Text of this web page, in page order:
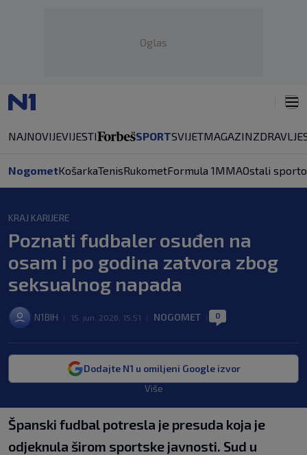
Oglas
NAJNOVIJEVIJESTI SPORTSVIJETMAGAZINZDRAVLJE
NogometKošarkaTenisRukometFormula 1MMAOstali
KRAJ KARIJERE
Poznati fudbaler osuđen na
osam i po godina zatvora zbog
seksualnog napada
N1BIH 15. jun. 2026. 15:51 NOGOMET 0
Dodajte N1 u omiljeni Google izvor
Više
Španski fudbal potresla je presuda koja je
odjeknula širom sportske javnosti. Sud u